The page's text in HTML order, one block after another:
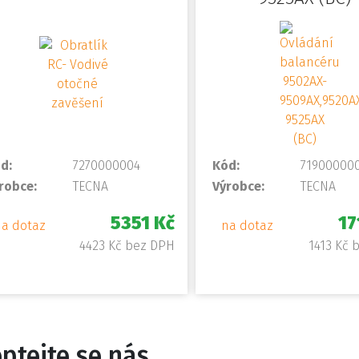
7270000004
TECNA
dotaz 5351 Kč
4423 Kč bez DPH
Kód:
Výrobce:
TECNA
na dotaz
1413 Kč